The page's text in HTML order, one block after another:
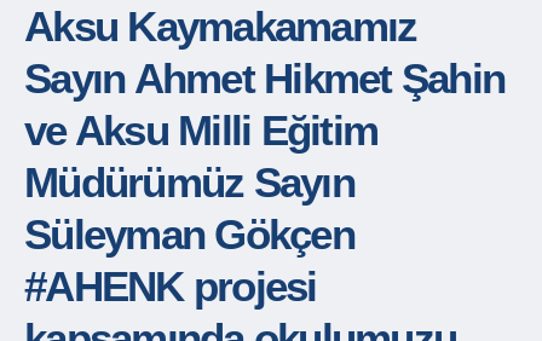
Aksu Kaymakamamız
Sayın Ahmet Hikmet Şahin
ve Aksu Milli Eğitim
Müdürümüz Sayın
Süleyman Gökçen
#AHENK projesi